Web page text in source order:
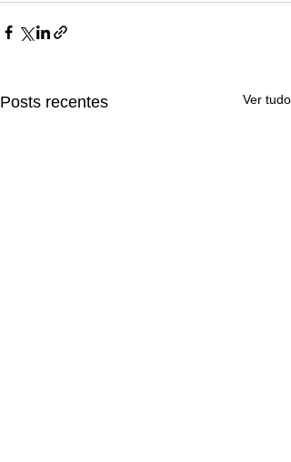
Posts recentes Ver tudo